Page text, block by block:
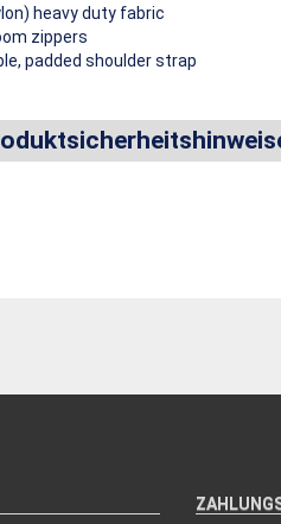
heavy duty fabric
zippers
padded shoulder strap